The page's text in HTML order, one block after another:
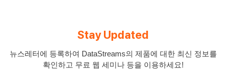
Stay Updated
뉴스레터에 등록하여 DataStreams의 제품에 대한 최신 정보를
확인하고 무료 웹 세미나 등을 이용하세요!